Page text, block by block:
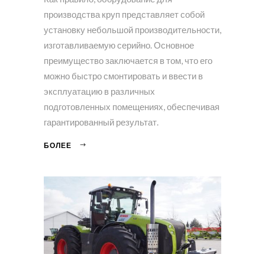
производства круп представляет собой
установку небольшой производительности,
изготавливаемую серийно. Основное
преимущество заключается в том, что его
можно быстро смонтировать и ввести в
эксплуатацию в различных
подготовленных помещениях, обеспечивая
гарантированный результат.
БОЛЕЕ